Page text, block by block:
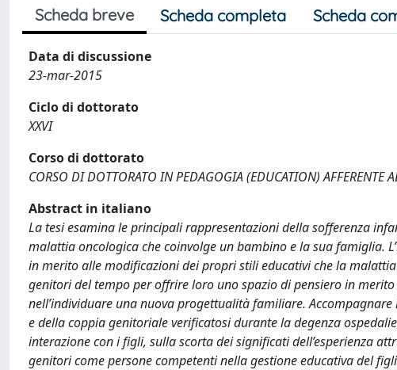
Scheda breve Scheda completa Scheda
Data di discussione
23-mar-2015
Ciclo di dottorato
XXVI
Corso di dottorato
CORSO DI DOTTORATO IN PEDAGOGIA (EDUCATION)
Abstract in italiano
La tesi esamina le principali rappresentazioni della sofferenza
malattia oncologica che coinvolge un bambino e la sua famiglia.
in merito alle modificazioni dei propri stili educativi che la malattia
genitori del tempo per offrire loro uno spazio di pensiero in
nell’individuare una nuova progettualità familiare.
e della coppia genitoriale verificatosi durante la degenza
interazione con i figli, sulla scorta dei significati dell’esperienza
genitori come persone competenti nella gestione educativa del